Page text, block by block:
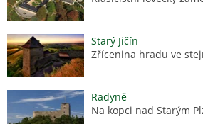
Starý Jičín
Zřícenina hradu ve
Radyně
Na kopci nad Starým